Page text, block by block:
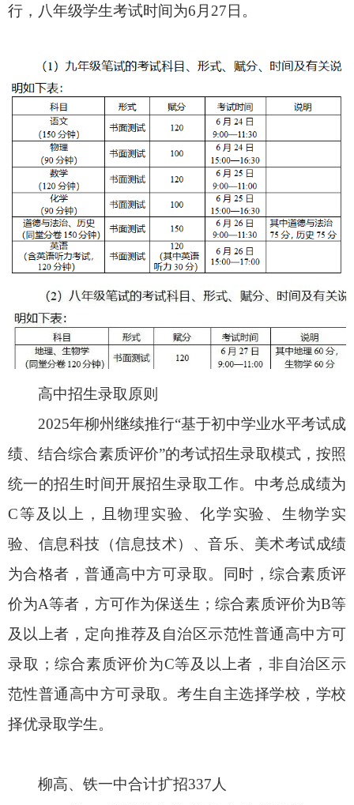
行，八年级学生考试时间为6月27日。
高中招生录取原则
2025年柳州继续推行“基于初中学业水平考试成
绩、结合综合素质评价”的考试招生录取模式，按照
统一的招生时间开展招生录取工作。中考总成绩为
C等及以上，且物理实验、化学实验、生物学实
验、信息科技（信息技术）、音乐、美术考试成绩
为合格者，普通高中方可录取。同时，综合素质评
价为A等者，方可作为保送生；综合素质评价为B等
及以上者，定向推荐及自治区示范性普通高中方可
录取；综合素质评价为C等及以上者，非自治区示
范性普通高中方可录取。考生自主选择学校，学校
择优录取学生。
柳高、铁一中合计扩招337人